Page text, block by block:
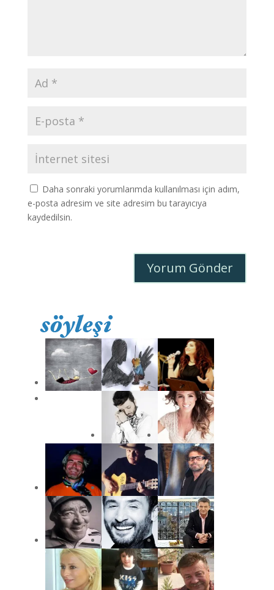
Daha sonraki yorumlarımda kullanılması için adım,
e-posta adresim ve site adresim bu tarayıcıya
kaydedilsin.